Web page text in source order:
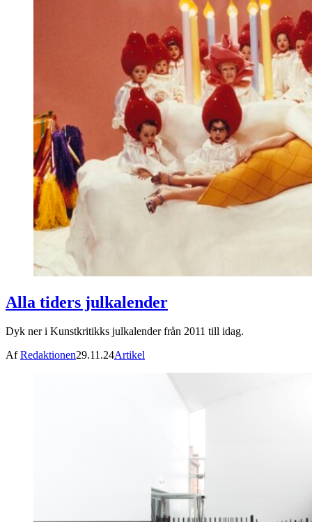
Alla tiders julkalender
Dyk ner i Kunstkritikks julkalender från 2011 till idag.
AfRedaktionen29.11.24Artikel